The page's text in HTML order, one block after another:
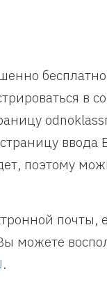
в
ввода
поэтому
почты,
можете
.